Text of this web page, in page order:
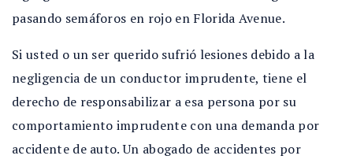
pasando semáforos en rojo en Florida Avenue.
Si usted o un ser querido sufrió lesiones debido a la
negligencia de un conductor imprudente, tiene el
derecho de responsabilizar a esa persona por su
comportamiento imprudente con una demanda por
accidente de auto. Un abogado de accidentes por